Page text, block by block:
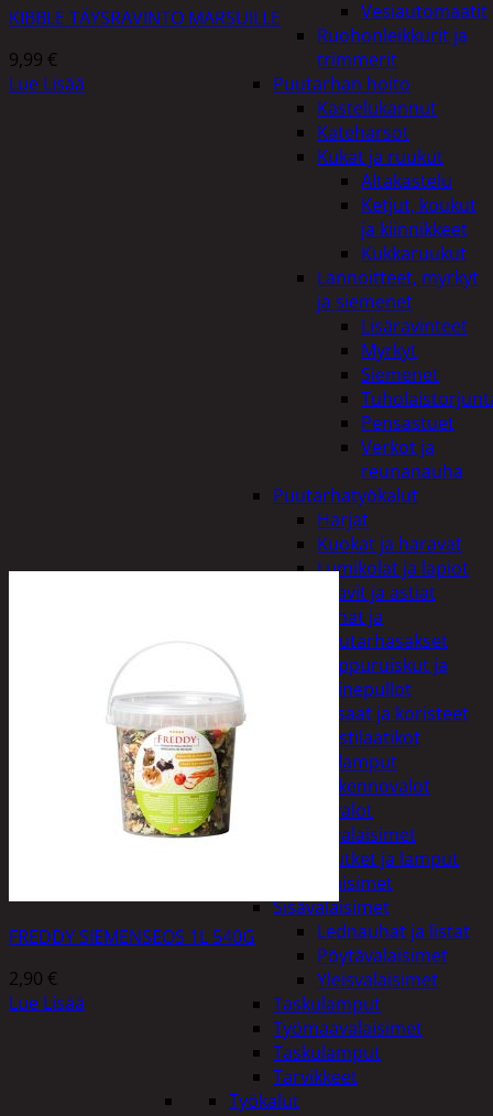
Vesiautomaatit
Ruohonleikkurit ja
trimmerit
Puutarhan hoito
Kastelukannut
Kateharsot
Kukat ja ruukut
Altakastelu
Ketjut, koukut
ja kiinnikkeet
Kukkaruukut
Lannoitteet, myrkyt
ja siemenet
Lisäravinteet
Myrkyt
Siemenet
Pensastuet
Verkot ja
reunanauha
Puutarhatyökalut
Harjat
Kuokat ja haravat
Lumikolat ja lapiot
Saavit ja astiat
Sahat ja
puutarhasakset
Reppuruiskut ja
painepullot
Pihapatsaat ja koristeet
Postilaatikot
Valaisimet ja lamput
Aurinkokennovalot
Koristevalot
Koristevalaisimet
Loisteputket ja lamput
Pihavalaisimet
Sisävalaisimet
Lednauhat ja listat
Pöytävalaisimet
Yleisvalaisimet
Taskulamput
Työmaavalaisimet
Taskulamput
Tarvikkeet
Työkalut
KIBBLE TÄYSRAVINTO MARSUILLE
9,99 €
Lue Lisää
FREDDY SIEMENSEOS 1L 540G
2,90 €
Lue Lisää